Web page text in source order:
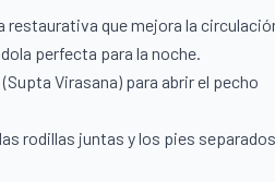
que mejora la
perfecta para la noche.
Virasana) para abrir el pecho
rodillas juntas y los pies